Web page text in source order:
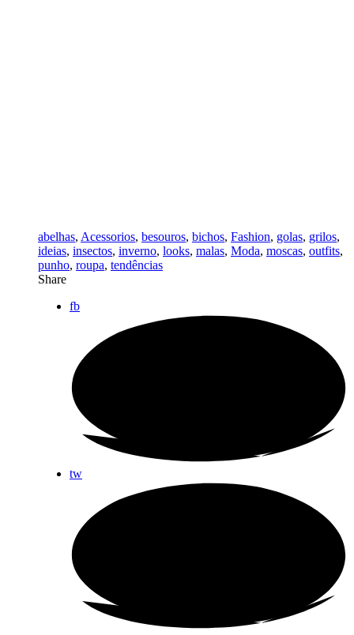
abelhas, Acessorios, besouros, bichos, Fashion, golas, grilos,
ideias, insectos, inverno, looks, malas, Moda, moscas, outfits,
punho, roupa, tendências
Share
fb
tw